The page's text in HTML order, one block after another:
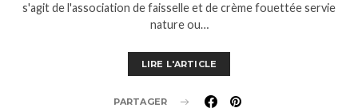
s'agit de l'association de faisselle et de crème fouettée servie
nature ou…
LIRE L'ARTICLE
PARTAGER